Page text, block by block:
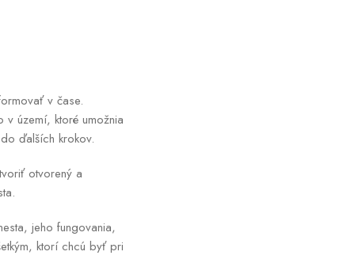
v čase.
v území, ktoré umožnia
ďalších krokov.
otvorený a
jeho fungovania,
ktorí chcú byť pri